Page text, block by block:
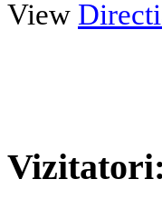
View
Vizitatori: